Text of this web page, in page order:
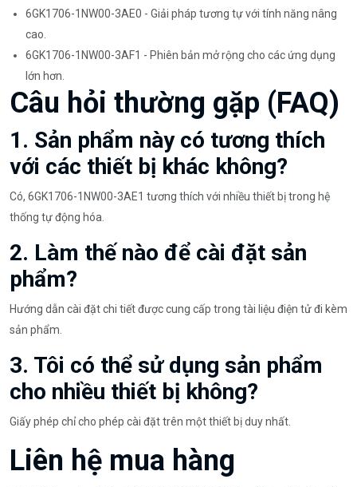
6GK1706-1NW00-3AE0 - Giải pháp tương tự với tính năng nâng
cao.
6GK1706-1NW00-3AF1 - Phiên bản mở rộng cho các ứng dụng
lớn hơn.
Câu hỏi thường gặp (FAQ)
1. Sản phẩm này có tương thích
với các thiết bị khác không?
Có, 6GK1706-1NW00-3AE1 tương thích với nhiều thiết bị trong hệ
thống tự động hóa.
2. Làm thế nào để cài đặt sản
phẩm?
Hướng dẫn cài đặt chi tiết được cung cấp trong tài liệu điện tử đi kèm
sản phẩm.
3. Tôi có thể sử dụng sản phẩm
cho nhiều thiết bị không?
Giấy phép chỉ cho phép cài đặt trên một thiết bị duy nhất.
Liên hệ mua hàng